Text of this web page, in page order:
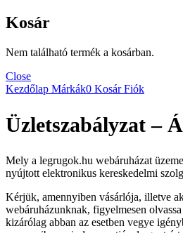
Kosár
Nem található termék a kosárban.
Close
Kezdőlap Márkák0 KosárFiók
Üzletszabályzat –
Mely a legrugok.hu webáruházat
nyújtott elektronikus kereskedelmi
Kérjük, amennyiben vásárlója, illetve
webáruházunknak, figyelmesen
kizárólag abban az esetben vegye